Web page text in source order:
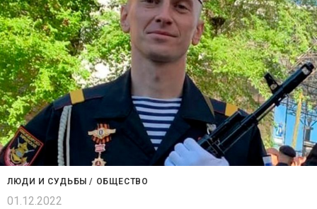
ЛЮДИ И СУДЬБЫ / ОБЩЕСТВО
01.12.2022